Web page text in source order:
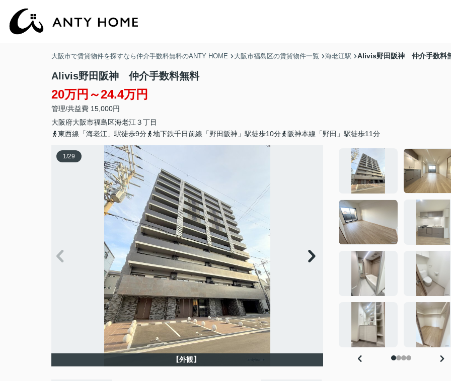
大阪市で賃貸物件を探すなら仲介手数料無料のANTY HOME 大阪市福島区の賃貸物件一覧 海老江駅 Alivis野田阪神 仲介手数料
Alivis野田阪神 仲介手数料無料
20万円～24.4万円
管理/共益費 15,000円
大阪府大阪市福島区海老江 ３丁目
東西線「海老江」駅徒歩9分
地下鉄千日前線「野田阪神」駅徒歩10分 阪神本線「野田」駅徒歩11分
1/29
【外観】